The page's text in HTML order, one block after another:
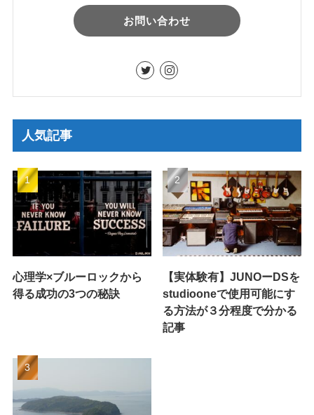
お問い合わせ
人気記事
心理学×ブルーロックから
得る成功の3つの秘訣
【実体験有】JUNOーDSを
studiooneで使用可能にす
る方法が３分程度で分かる
記事